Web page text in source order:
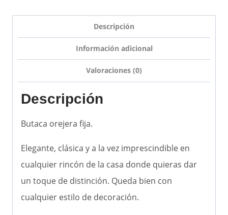
Descripción
Información adicional
Valoraciones (0)
Descripción
Butaca orejera fija.
Elegante, clásica y a la vez imprescindible en
cualquier rincón de la casa donde quieras dar
un toque de distinción. Queda bien con
cualquier estilo de decoración.